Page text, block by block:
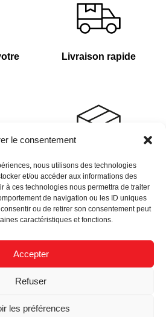
le consentement
nous utilisons des technologies
et/ou accéder aux informations des
à ces technologies nous permettra de traiter
de navigation ou les ID uniques
ou de retirer son consentement peut
caractéristiques et fonctions.
Accepter
Refuser
les préférences
Livraison rapide
Plus de 4 000 références
en stock
Newsletter